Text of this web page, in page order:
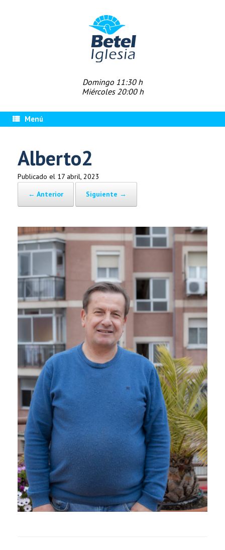
Domingo 11:30 h
Miércoles 20:00 h
Menú
Alberto2
Publicado el 17 abril, 2023
← Anterior
Siguiente →